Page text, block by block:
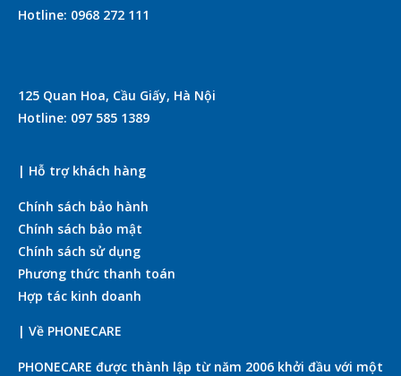
Hotline: 0968 272 111
125 Quan Hoa, Cầu Giấy, Hà Nội
Hotline: 097 585 1389
| Hỗ trợ khách hàng
Chính sách bảo hành
Chính sách bảo mật
Chính sách sử dụng
Phương thức thanh toán
Hợp tác kinh doanh
| Về PHONECARE
PHONECARE được thành lập từ năm 2006 khởi đầu với một